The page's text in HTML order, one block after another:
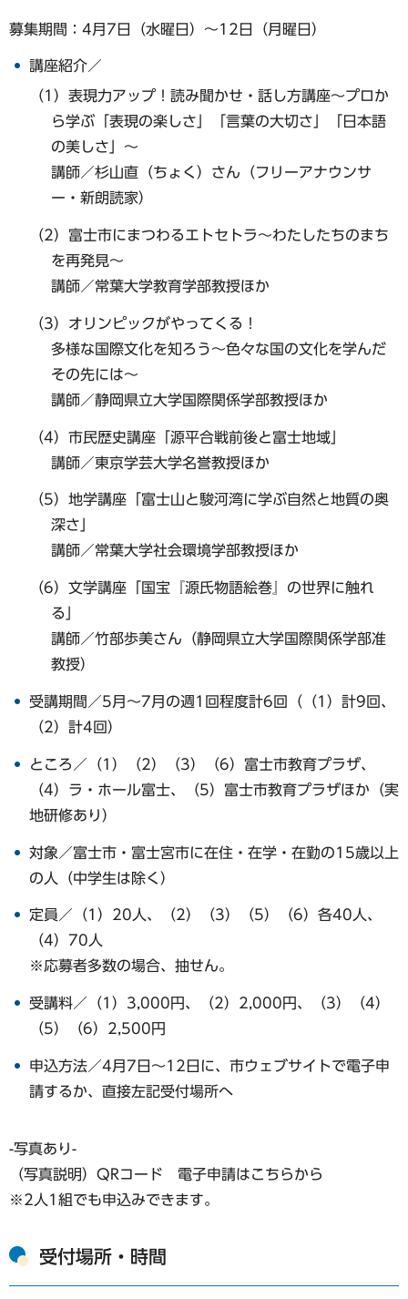
募集期間：4月7日（水曜日）～12日（月曜日）
講座紹介／
（1）表現力アップ！読み聞かせ・話し方講座〜プロか
ら学ぶ「表現の楽しさ」「言葉の大切さ」「日本語
の美しさ」〜
講師／杉山直（ちょく）さん（フリーアナウンサ
ー・新朗読家）
（2）富士市にまつわるエトセトラ〜わたしたちのまち
を再発見〜
講師／常葉大学教育学部教授ほか
（3）オリンピックがやってくる！
多様な国際文化を知ろう～色々な国の文化を学んだ
その先には～
講師／静岡県立大学国際関係学部教授ほか
（4）市民歴史講座「源平合戦前後と富士地域」
講師／東京学芸大学名誉教授ほか
（5）地学講座「富士山と駿河湾に学ぶ自然と地質の奥
深さ」
講師／常葉大学社会環境学部教授ほか
（6）文学講座「国宝『源氏物語絵巻』の世界に触れ
る」
講師／竹部歩美さん（静岡県立大学国際関係学部准
教授）
受講期間／5月～7月の週1回程度計6回（（1）計9回、
（2）計4回）
ところ／（1）（2）（3）（6）富士市教育プラザ、
（4）ラ・ホール富士、（5）富士市教育プラザほか（実
地研修あり）
対象／富士市・富士宮市に在住・在学・在勤の15歳以上
の人（中学生は除く）
定員／（1）20人、（2）（3）（5）（6）各40人、
（4）70人
※応募者多数の場合、抽せん。
受講料／（1）3,000円、（2）2,000円、（3）（4）
（5）（6）2,500円
申込方法／4月7日～12日に、市ウェブサイトで電子申
請するか、直接左記受付場所へ
-写真あり-
（写真説明）QRコード 電子申請はこちらから
※2人1組でも申込みできます。
受付場所・時間